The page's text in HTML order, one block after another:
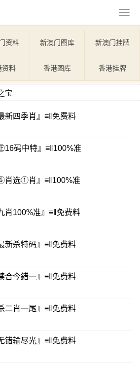
资料 新澳门图库 新澳门挂牌
资料 香港图库 香港挂牌
宝
新四季肖』≡‖免费料
16码中特』≡‖100%准
肖选①肖』≡‖100%准
肖100%准』≡‖免费料
新杀特码』≡‖免费料
合今錯一』≡‖免费料
二肖一尾』≡‖免费料
错输尽光』≡‖免费料